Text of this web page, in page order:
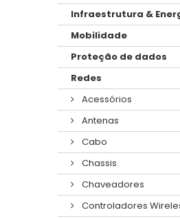
Infraestrutura &
Mobilidade
Proteção de dados
Redes
Acessórios
Antenas
Cabo
Chassis
Chaveadores
Controladores